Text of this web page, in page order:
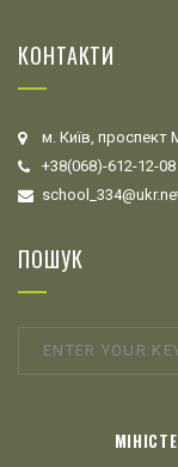
КОНТАКТИ
м. Київ, проспект
+38(068)-612-12-08
ПОШУК